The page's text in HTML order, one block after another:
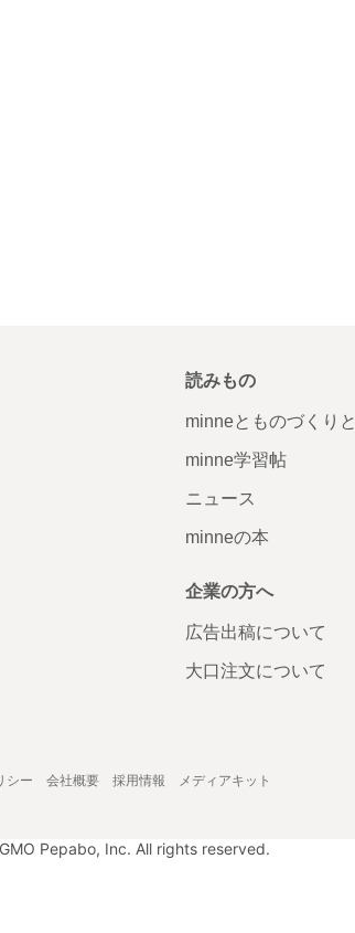
読みもの
minneとものづくりと
minne学習帖
ニュース
minneの本
企業の方へ
広告出稿について
大口注文について
シー 会社概要 採用情報 メディアキット
Pepabo, Inc. All rights reserved.